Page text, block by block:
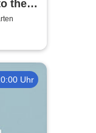
the
Uhr